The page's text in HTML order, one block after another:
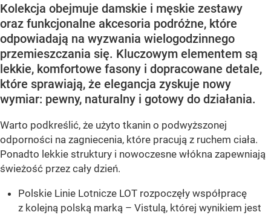
Kolekcja obejmuje damskie i męskie zestawy
oraz funkcjonalne akcesoria podróżne, które
odpowiadają na wyzwania wielogodzinnego
przemieszczania się. Kluczowym elementem są
lekkie, komfortowe fasony i dopracowane detale,
które sprawiają, że elegancja zyskuje nowy
wymiar: pewny, naturalny i gotowy do działania.
Warto podkreślić, że użyto tkanin o podwyższonej
odporności na zagniecenia, które pracują z ruchem ciała.
Ponadto lekkie struktury i nowoczesne włókna zapewniają
świeżość przez cały dzień.
Polskie Linie Lotnicze LOT rozpoczęły współpracę
z kolejną polską marką – Vistulą, której wynikiem jest